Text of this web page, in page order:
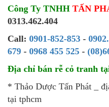
Công Ty TNHH TẤN
0313.462.404
Call: 0901-852-853 -
679 - 0968 455 525 -
Địa chỉ bán rễ cỏ tranh
* Thảo Dược Tấn Phát _
tại tphcm